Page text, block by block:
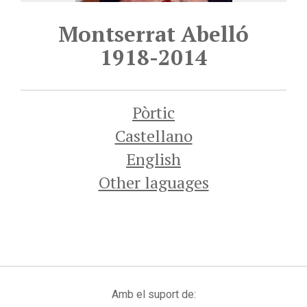
Montserrat Abelló
1918-2014
Pòrtic
Castellano
English
Other laguages
Amb el suport de: